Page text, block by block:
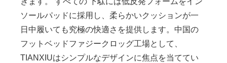
ソールパッドに採用し、柔らかいクッションが一
日中履いても究極の快適さを提供します。中国の
フットベッドファジークロッグ工場として、
TIANXIUはシンプルなデザインに焦点を当ててい